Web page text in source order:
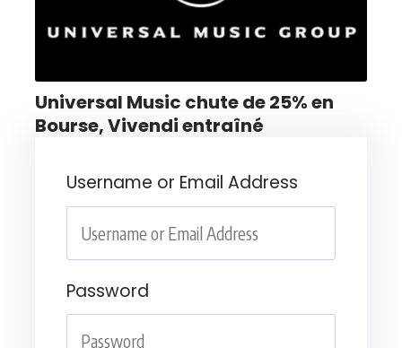
Universal Music chute de 25% en
Bourse, Vivendi entraîné
Username or Email Address
Password